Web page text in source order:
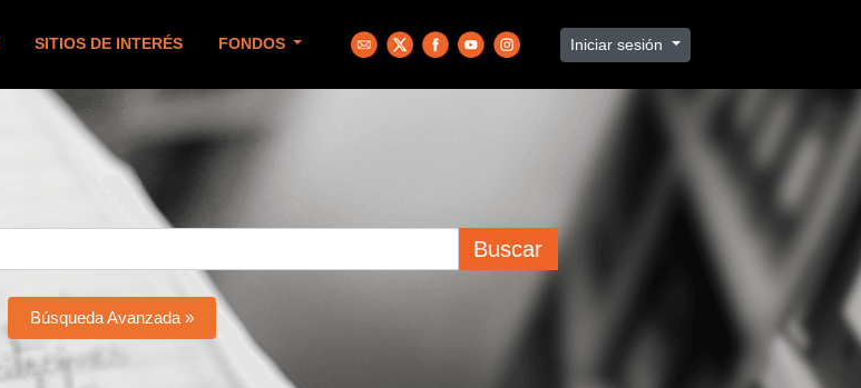
SITIOS DE INTERÉS FONDOS Iniciar sesión
Buscar
Búsqueda Avanzada »